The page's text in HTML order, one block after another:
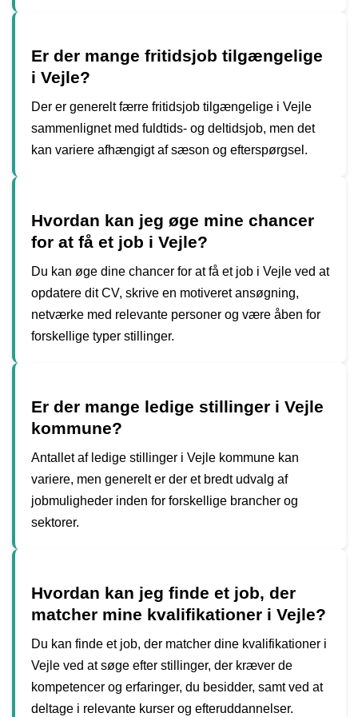
Er der mange fritidsjob tilgængelige
i Vejle?
Der er generelt færre fritidsjob tilgængelige i Vejle
sammenlignet med fuldtids- og deltidsjob, men det
kan variere afhængigt af sæson og efterspørgsel.
Hvordan kan jeg øge mine chancer
for at få et job i Vejle?
Du kan øge dine chancer for at få et job i Vejle ved at
opdatere dit CV, skrive en motiveret ansøgning,
netværke med relevante personer og være åben for
forskellige typer stillinger.
Er der mange ledige stillinger i Vejle
kommune?
Antallet af ledige stillinger i Vejle kommune kan
variere, men generelt er der et bredt udvalg af
jobmuligheder inden for forskellige brancher og
sektorer.
Hvordan kan jeg finde et job, der
matcher mine kvalifikationer i Vejle?
Du kan finde et job, der matcher dine kvalifikationer i
Vejle ved at søge efter stillinger, der kræver de
kompetencer og erfaringer, du besidder, samt ved at
deltage i relevante kurser og efteruddannelser.